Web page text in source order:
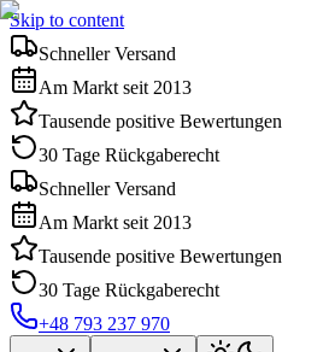
Skip to content
Schneller Versand
Am Markt seit 2013
Tausende positive Bewertungen
30 Tage Rückgaberecht
Schneller Versand
Am Markt seit 2013
Tausende positive Bewertungen
30 Tage Rückgaberecht
+48 793 237 970